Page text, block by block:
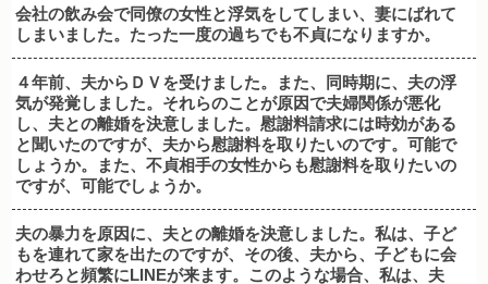
会社の飲み会で同僚の女性と浮気をしてしまい、妻にばれて
しまいました。たった一度の過ちでも不貞になりますか。
４年前、夫からＤＶを受けました。また、同時期に、夫の浮
気が発覚しました。それらのことが原因で夫婦関係が悪化
し、夫との離婚を決意しました。慰謝料請求には時効がある
と聞いたのですが、夫から慰謝料を取りたいのです。可能で
しょうか。また、不貞相手の女性からも慰謝料を取りたいの
ですが、可能でしょうか。
夫の暴力を原因に、夫との離婚を決意しました。私は、子ど
もを連れて家を出たのですが、その後、夫から、子どもに会
わせろと頻繁にLINEが来ます。このような場合、私は、夫